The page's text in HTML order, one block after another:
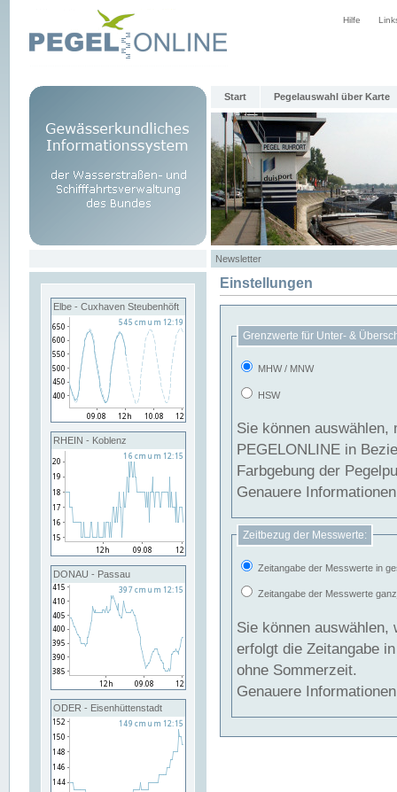
Hilfe
Start Pegelauswahl über Karte
Newsletter
Elbe - Cuxhaven Steubenhöft
RHEIN - Koblenz
DONAU - Passau
ODER - Eisenhüttenstadt
Einstellungen
Grenzwerte für Unter- &
MHW / MNW
HSW
Sie können
PEGELONLINE in Beziehung
Farbgebung der
Genauere
Zeitbezug der Messwerte:
Zeitangabe der Messwerte in
Zeitangabe der Messwerte
Sie können auswählen,
erfolgt die Zeitangabe
ohne Sommerzeit.
Genauere